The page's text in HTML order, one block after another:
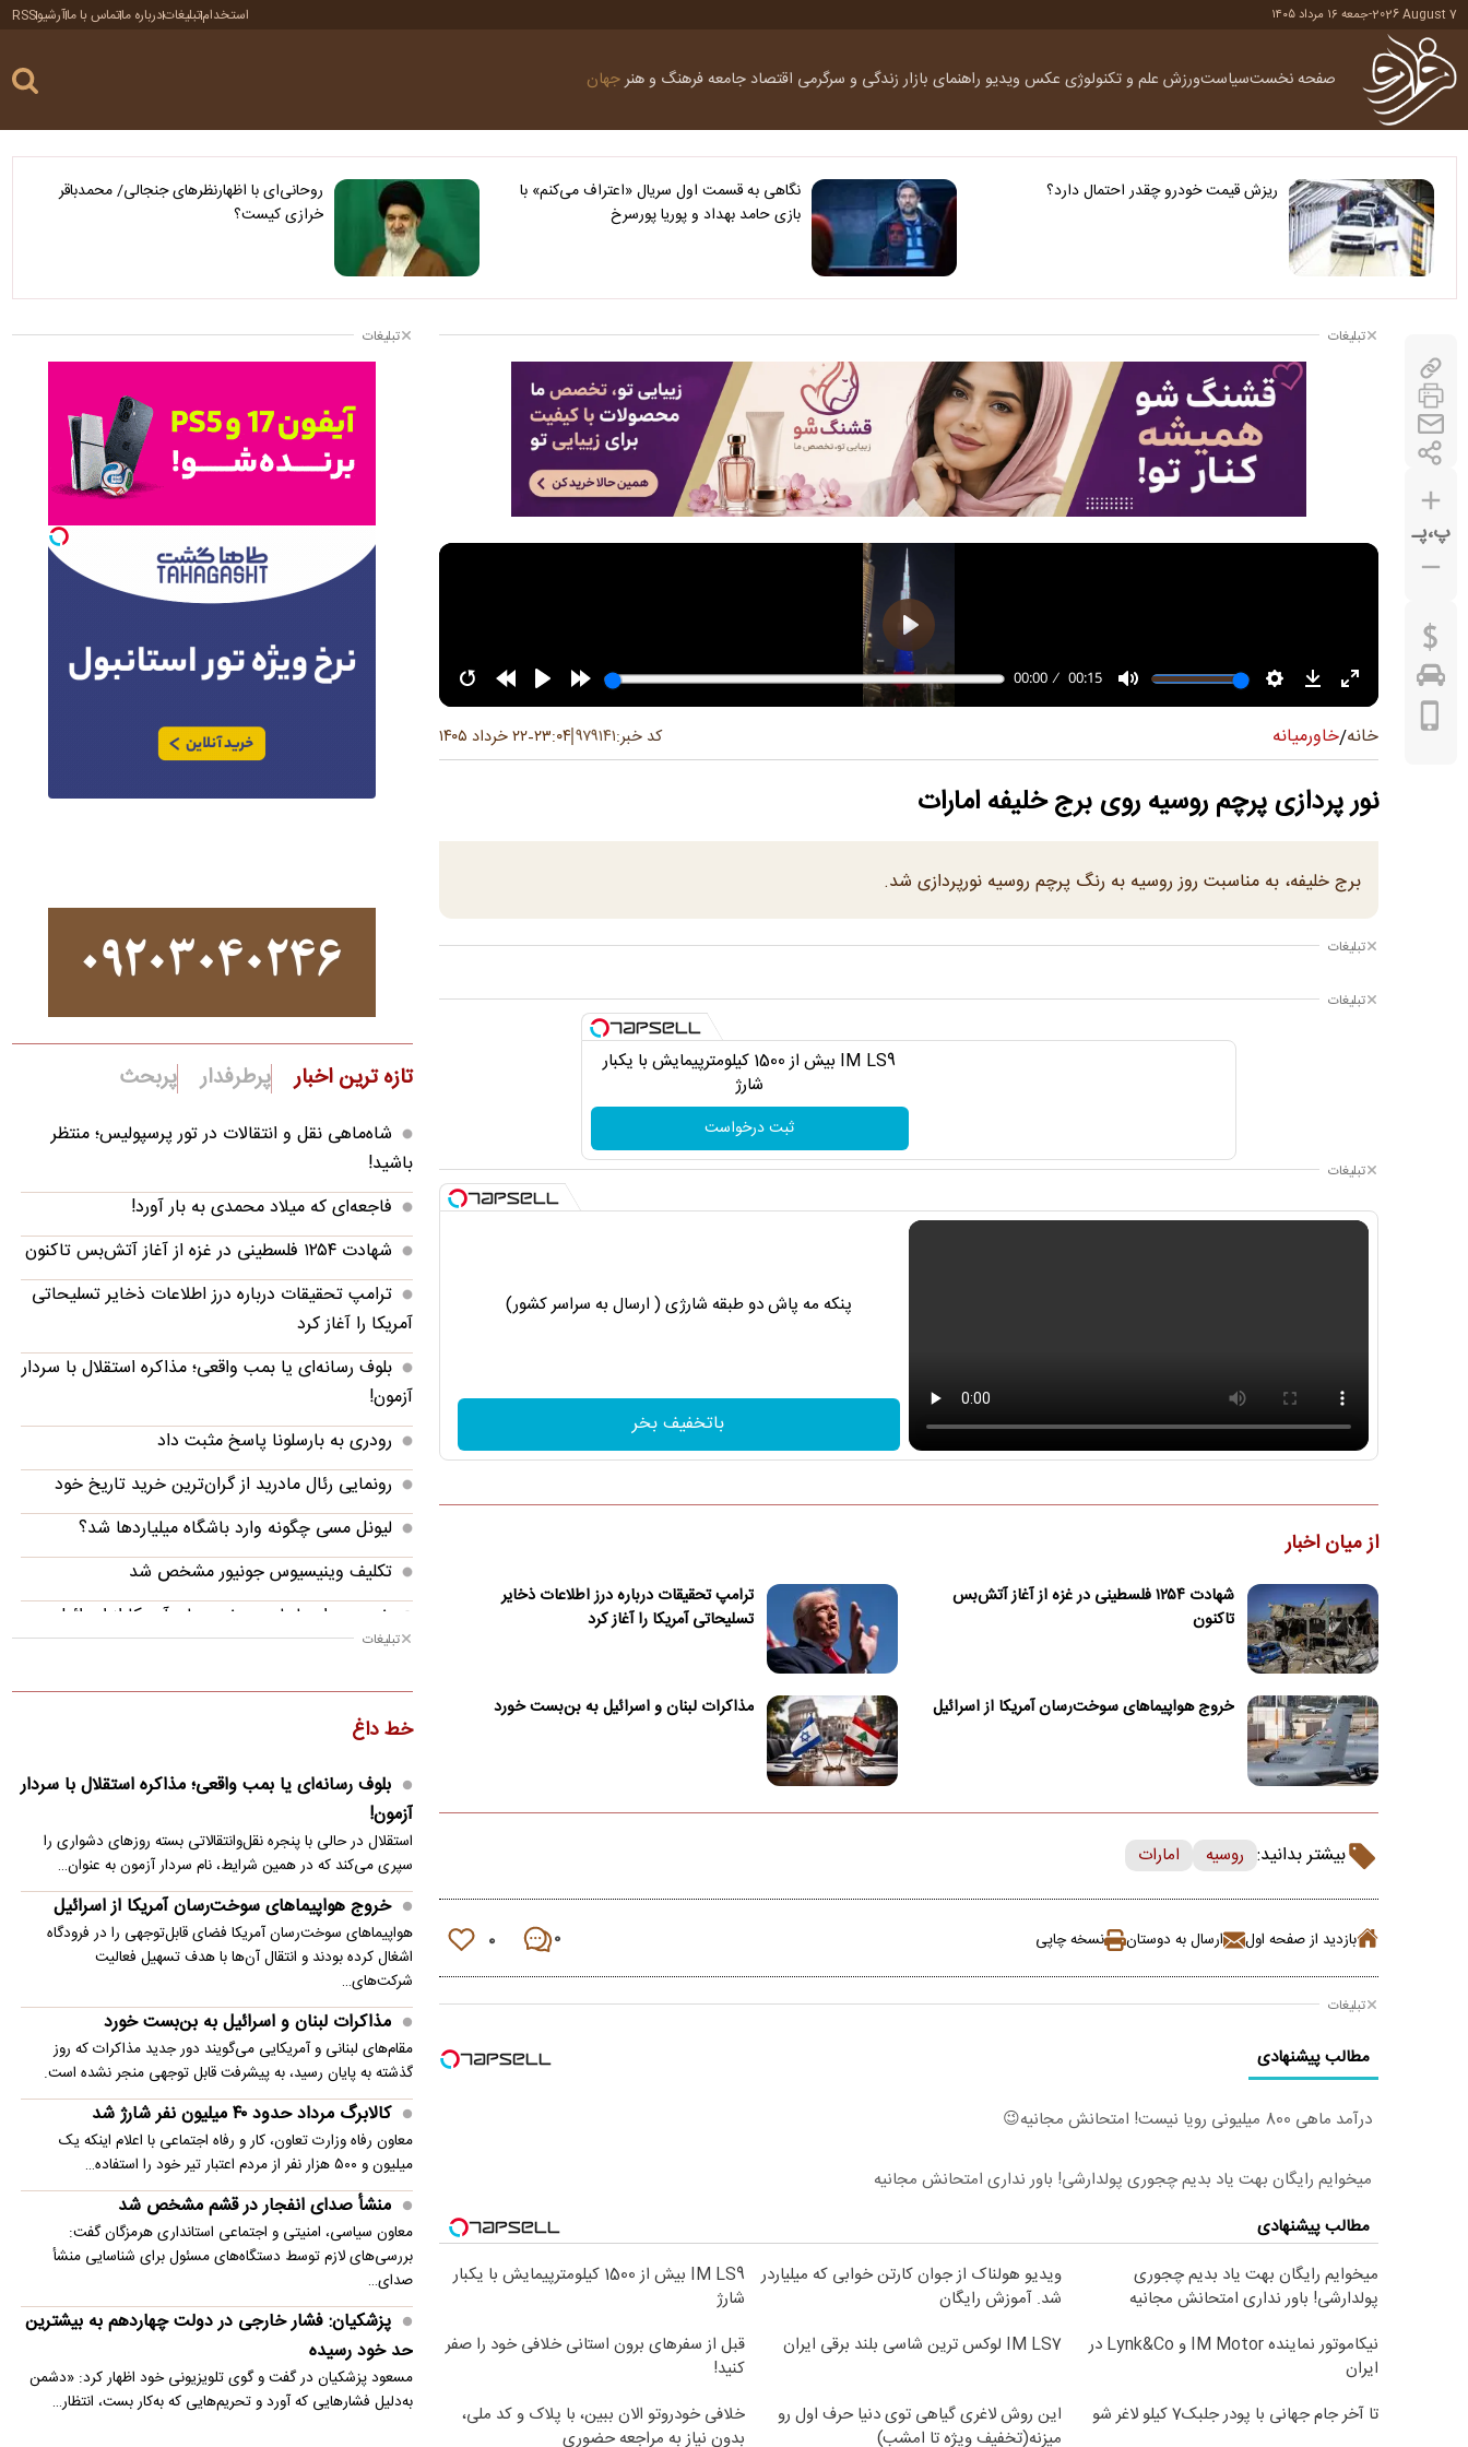
2026 August 7
-جمعه ۱۶ مرداد ۱۴۰۵ استخدامتبلیغاتدرباره ماتماس با ماآرشیوRSS
صفحه نخستسیاستورزش علم و تکنولوژی عکس ویدیو راهنمای بازارزندگی و سرگرمی اقتصاد جامعهفرهنگ و هنرجهان
ریزش قیمت خودرو چقدر احتمال دارد؟
نگاهی به قسمت اول سریال «اعتراف می‌کنم» با
بازی حامد بهداد و پوریا پورسرخ
روحانی‌ای با اظهارنظرهای جنجالی/ محمدباقر
خرازی کیست؟
پ،پـ
تبلیغات
خانه/خاورمیانه کد خبر:۹۷۹۱۴۱ ۲۳:۰۴-۲۲ خرداد ۱۴۰۵
نور پردازی پرچم روسیه روی برج خلیفه امارات
برج خلیفه، به مناسبت روز روسیه به رنگ پرچم روسیه نورپردازی شد.
تبلیغات
تبلیغات
IM LS9 بیش از 1500 کیلومترپیمایش با یکبار
شارژ
ثبت درخواست
تبلیغات
پنکه مه پاش دو طبقه شارژی ( ارسال به سراسر کشور)
باتخفیف بخر
از میان اخبار
شهادت ۱۲۵۴ فلسطینی در غزه از آغاز آتش‌بس
تاکنون
ترامپ تحقیقات درباره درز اطلاعات ذخایر
تسلیحاتی آمریکا را آغاز کرد
خروج هواپیماهای سوخت‌رسان آمریکا از اسرائیل مذاکرات لبنان و اسرائیل به بن‌بست خورد
بیشتر بدانید: روسیه امارات
بازدید از صفحه اول ارسال به دوستان نسخه چاپی ۰ ۰
تبلیغات
مطالب پیشنهادی
درآمد ماهی 800 میلیونی رویا نیست! امتحانش مجانیه😉
میخوایم رایگان بهت یاد بدیم چجوری پولدارشی! باور نداری امتحانش مجانیه
مطالب پیشنهادی
میخوایم رایگان بهت یاد بدیم چجوری
پولدارشی! باور نداری امتحانش مجانیه
ویدیو هولناک از جوان کارتن خوابی که میلیاردر
شد. آموزش رایگان
IM LS9 بیش از 1500 کیلومترپیمایش با یکبار
شارژ
نیکاموتور نماینده IM Motor و Lynk&Co در
ایران
IM LS7 لوکس ترین شاسی بلند برقی ایران
قبل از سفرهای برون استانی خلافی خود را صفر
کنید!
تا آخر جام جهانی با پودر جلبک7 کیلو لاغر شو
این روش لاغری گیاهی توی دنیا حرف اول رو
میزنه(تخفیف ویژه تا امشب)
خلافی خودروتو الان ببین، با پلاک و کد ملی،
بدون نیاز به مراجعه حضوری
تبلیغات
تازه ترین اخبار پرطرفدار پربحث
شاه‌ماهی نقل و انتقالات در تور پرسپولیس؛ منتظر
باشید!
فاجعه‌ای که میلاد محمدی به بار آورد!
شهادت ۱۲۵۴ فلسطینی در غزه از آغاز آتش‌بس تاکنون
ترامپ تحقیقات درباره درز اطلاعات ذخایر تسلیحاتی
آمریکا را آغاز کرد
بلوف رسانه‌ای یا بمب واقعی؛ مذاکره استقلال با سردار
آزمون!
رودری به بارسلونا پاسخ مثبت داد
رونمایی رئال مادرید از گران‌ترین خرید تاریخ خود
لیونل مسی چگونه وارد باشگاه میلیاردها شد؟
تکلیف وینیسیوس جونیور مشخص شد
خروج هواپیماهای سوخت‌رسان آمریکا از اسرائیل
محسن رضایی: اجازه باز شدن مسیر دوم در تنگه هرمز
را نخواهیم داد
ریاض میزبان توافق دفاعی ترکیه، عربستان و پاکستان
پالس‌های تازه از دیپلماسی؛ توافق ایران و آمریکا در
راه است؟
تبلیغات
خط داغ
بلوف رسانه‌ای یا بمب واقعی؛ مذاکره استقلال با سردار
آزمون!
استقلال در حالی با پنجره نقل‌وانتقالاتی بسته روزهای دشواری را
سپری می‌کند که در همین شرایط، نام سردار آزمون به عنوان…
خروج هواپیماهای سوخت‌رسان آمریکا از اسرائیل
هواپیماهای سوخت‌رسان آمریکا فضای قابل‌توجهی را در فرودگاه
اشغال کرده بودند و انتقال آن‌ها با هدف تسهیل فعالیت
شرکت‌های…
مذاکرات لبنان و اسرائیل به بن‌بست خورد
مقام‌های لبنانی و آمریکایی می‌گویند دور جدید مذاکرات که روز
گذشته به پایان رسید، به پیشرفت قابل توجهی منجر نشده است.
کالابرگ مرداد حدود ۴۰‌ میلیون نفر شارژ شد
معاون رفاه وزارت تعاون، کار و رفاه اجتماعی با اعلام اینکه یک
میلیون و ۵۰۰ هزار نفر از مردم اعتبار تیر خود را استفاده…
منشأ صدای انفجار در قشم مشخص شد
معاون سیاسی، امنیتی و اجتماعی استانداری هرمزگان گفت:
بررسی‌های لازم توسط دستگاه‌های مسئول برای شناسایی منشأ
صدای…
پزشکیان: فشار خارجی در دولت چهاردهم به بیشترین
حد خود رسیده
مسعود پزشکیان در گفت و گوی تلویزیونی خود اظهار کرد: «دشمن
به‌دلیل فشارهایی که آورد و تحریم‌هایی که به‌کار بست، انتظار…